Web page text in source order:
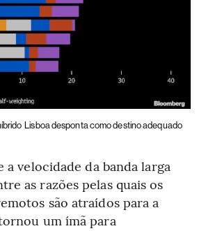
Lisboa desponta como destino adequado
a velocidade da banda larga
as razões pelas quais os
são atraídos para a
um ímã para